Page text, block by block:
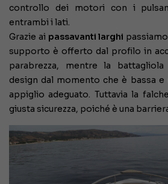
controllo dei motori con i
entrambi i lati.
Grazie ai passavanti larghi
supporto è offerto dal profilo in
parabrezza, mentre la
design dal momento che è bassa
appiglio adeguato. Tuttavia la
giusta sicurezza, poiché è una